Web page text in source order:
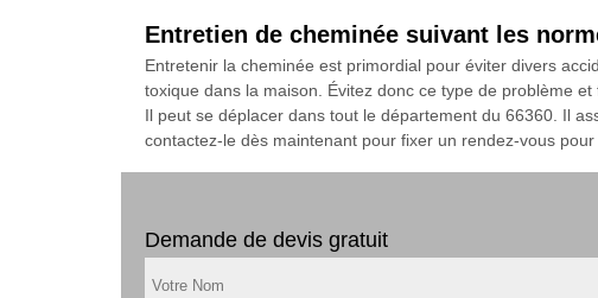
Entretien de cheminée suivant les
Entretenir la cheminée est primordial pour éviter divers
toxique dans la maison. Évitez donc ce type de problème
Il peut se déplacer dans tout le département du 66360. Il
contactez-le dès maintenant pour fixer un rendez-vous pour
Demande de devis gratuit